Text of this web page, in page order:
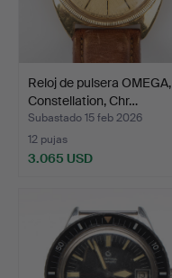
Reloj de pulsera OMEGA,
Constellation, Chr…
Subastado 15 feb 2026
12 pujas
3.065 USD